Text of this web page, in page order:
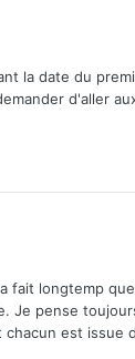
la date du
d'aller
fait longtemp
Je pense
est issue